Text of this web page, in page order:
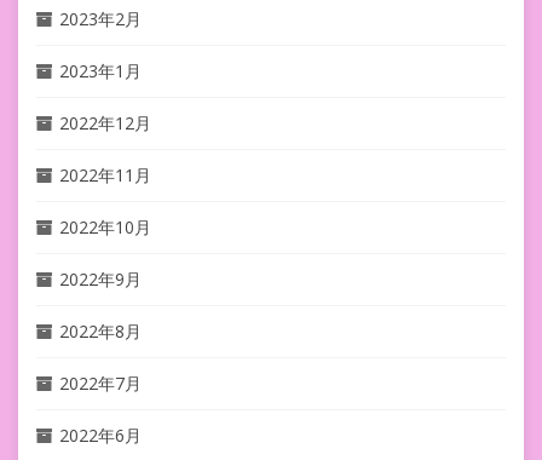
2023年2月
2023年1月
2022年12月
2022年11月
2022年10月
2022年9月
2022年8月
2022年7月
2022年6月